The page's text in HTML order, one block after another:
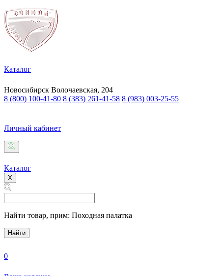
Каталог
Новосибирск Волочаевская, 204
8 (800) 100-41-80 8 (383) 261-41-58 8 (983) 003-25-55
Личный кабинет
Каталог
X
Найти товар, прим: Походная палатка
Найти
0